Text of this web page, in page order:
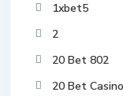
1xbet5
2
20 Bet 802
20 Bet